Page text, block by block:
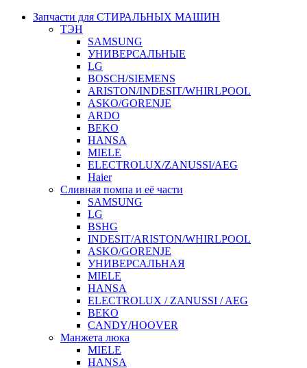
Запчасти для СТИРАЛЬНЫХ МАШИН
ТЭН
SAMSUNG
УНИВЕРСАЛЬНЫЕ
LG
BOSCH/SIEMENS
ARISTON/INDESIT/WHIRLPOOL
ASKO/GORENJE
ARDO
BEKO
HANSA
MIELE
ELECTROLUX/ZANUSSI/AEG
Haier
Сливная помпа и её части
SAMSUNG
LG
BSHG
INDESIT/ARISTON/WHIRLPOOL
ASKO/GORENJE
УНИВЕРСАЛЬНАЯ
MIELE
HANSA
ELECTROLUX / ZANUSSI / AEG
BEKO
CANDY/HOOVER
Манжета люка
MIELE
HANSA